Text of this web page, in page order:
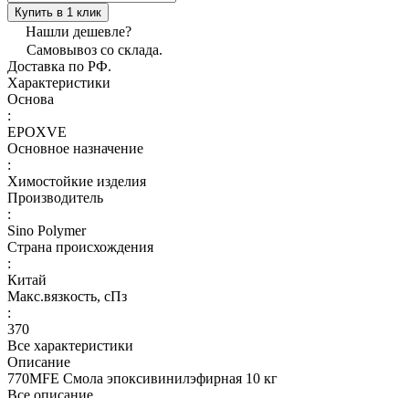
Купить в 1 клик
Нашли дешевле?
Самовывоз со склада.
Доставка по РФ.
Характеристики
Основа
:
EPOXVE
Основное назначение
:
Химостойкие изделия
Производитель
:
Sino Polymer
Страна происхождения
:
Китай
Макс.вязкoсть, сПз
:
370
Все характеристики
Описание
770MFE Смола эпоксивинилэфирная 10 кг
Все описание